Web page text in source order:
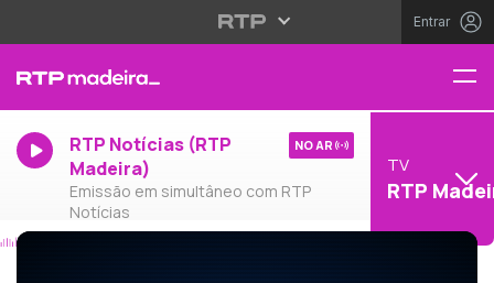
Entrar
RTP Notícias (RTP
Madeira)
Emissão em simultâneo com RTP
Notícias
NO AR
TV
RTP